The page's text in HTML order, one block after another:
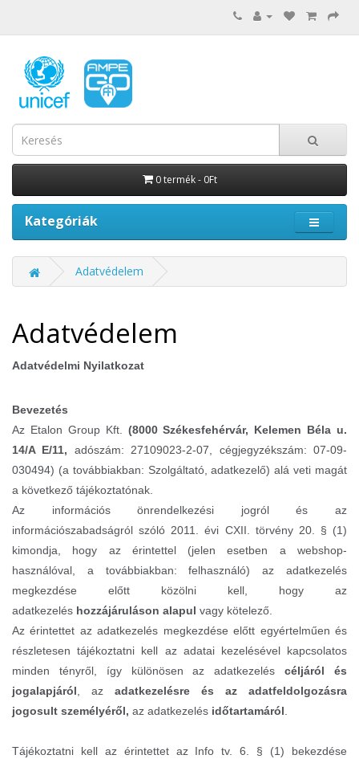
0 termék - 0Ft
Kategóriák
Adatvédelem
Adatvédelem
Adatvédelmi Nyilatkozat
Bevezetés
Az Etalon Group Kft. (8000Székesfehérvár, Kelemen Béla u.
14/A E/11,
adószám: 27109023-2-07, cégjegyzékszám: 07-09-
030494) (a továbbiakban: Szolgáltató, adatkezelő) alá veti magát
a következő tájékoztatónak.
Az információs önrendelkezési jogról és az
információszabadságról szóló 2011. évi CXII. törvény 20. § (1)
kimondja, hogy az érintettel (jelen esetben a webshop-
használóval, a továbbiakban: felhasználó) az adatkezelés
megkezdése előtt közölni kell, hogy az
adatkezelés hozzájáruláson alapul vagy kötelező.
Az érintettet az adatkezelés megkezdése előtt egyértelműen és
részletesen tájékoztatni kell az adatai kezelésével kapcsolatos
minden tényről, így különösen az adatkezeléscéljáról és
jogalapjáról , az adatkezelésre és az adatfeldolgozásra
jogosult személyéről, az adatkezelés időtartamáról
Tájékoztatni kell az érintettet az Info tv. 6. § (1) bekezdése